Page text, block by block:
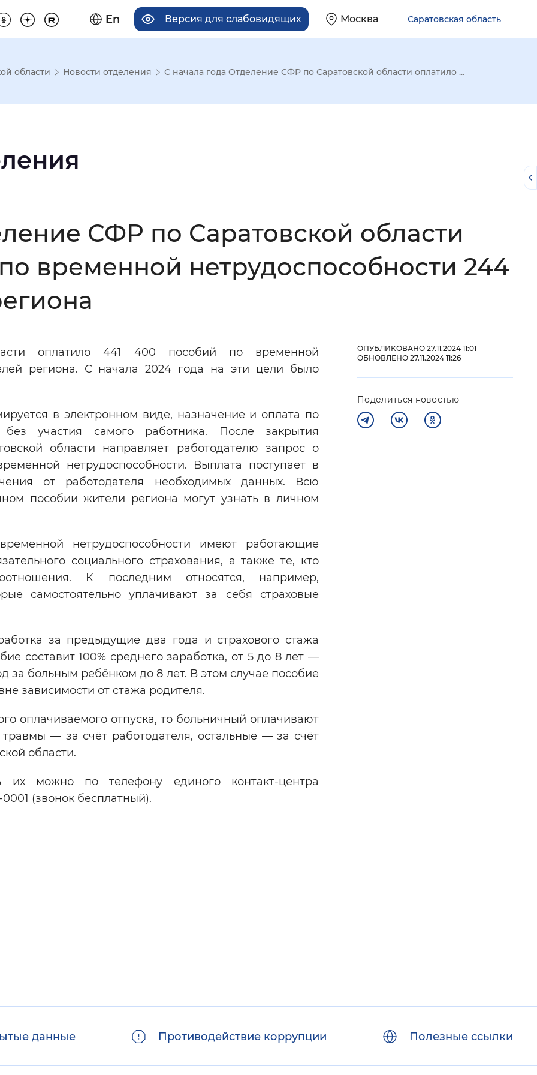
En Версия для слабовидящих Москва Саратовская область
отображения
Увеличенный Большой
области Новости отделения С начала года Отделение СФР по Саратовской области оплатило ...
СФР по Саратовской области
временной нетрудоспособности 244
оплатило 441 400 пособий по временной
региона. С начала 2024 года на эти цели было
в электронном виде, назначение и оплата по
без участия самого работника. После закрытия
области направляет работодателю запрос о
нетрудоспособности. Выплата поступает в
от работодателя необходимых данных. Всю
пособии жители региона могут узнать в личном
нетрудоспособности имеют работающие
социального страхования, а также те, кто
К последним относятся, например,
самостоятельно уплачивают за себя страховые
за предыдущие два года и страхового стажа
составит 100% среднего заработка, от 5 до 8 лет —
за больным ребёнком до 8 лет. В этом случае пособие
зависимости от стажа родителя.
оплачиваемого отпуска, то больничный оплачивают
— за счёт работодателя, остальные — за счёт
области.
можно по телефону единого контакт-центра
(звонок бесплатный).
ОПУБЛИКОВАНО 27.11.2024 11:01
ОБНОВЛЕНО 27.11.2024 11:26
Поделиться новостью
данные Противодействие коррупции Полезные ссылки